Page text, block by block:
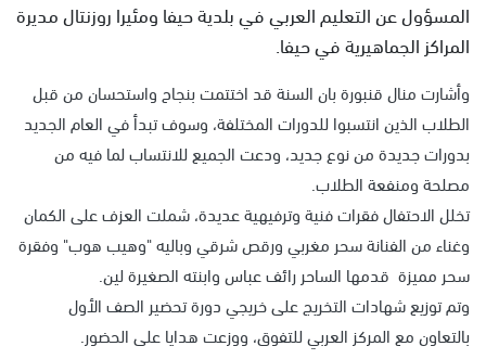
المسؤول عن التعليم العربي في بلدية حيفا ومئيرا روزنتال مديرة
المراكز الجماهيرية في حيفا.
وأشارت منال قنبورة بان السنة قد اختتمت بنجاح واستحسان من قبل
الطلاب الذين انتسبوا للدورات المختلفة، وسوف تبدأ في العام الجديد
بدورات جديدة من نوع جديد، ودعت الجميع للانتساب لما فيه من
مصلحة ومنفعة الطلاب.
تخلل الاحتفال فقرات فنية وترفيهية عديدة، شملت العزف على الكمان
وغناء من الفنانة سحر مغربي ورقص شرقي وباليه "وهيب هوب" وفقرة
سحر مميزة قدمها الساحر رائف عباس وابنته الصغيرة لين.
وتم توزيع شهادات التخريج على خريجي دورة تحضير الصف الأول
بالتعاون مع المركز العربي للتفوق، ووزعت هدايا على الحضور.